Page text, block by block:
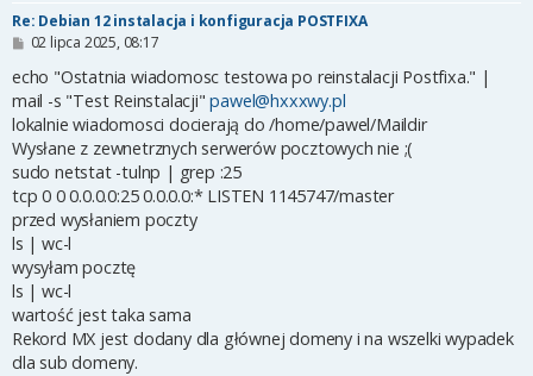
Re: Debian 12 instalacja i konfiguracja POSTFIXA
P
s
02 lipca 2025, 08:17
echo "Ostatnia wiadomosc testowa po reinstalacji Postfixa." |
mail -s "Test Reinstalacji"pawel@hxxxwy.pl
lokalnie wiadomosci docierają do /home/pawel/Maildir
Wysłane z zewnetrznych serwerów pocztowych nie ;(
sudo netstat -tulnp | grep :25
tcp 0 0 0.0.0.0:25 0.0.0.0:* LISTEN 1145747/master
przed wysłaniem poczty
ls | wc-l
wysyłam pocztę
ls | wc-l
wartość jest taka sama
Rekord MX jest dodany dla głównej domeny i na wszelki wypadek
dla sub domeny.